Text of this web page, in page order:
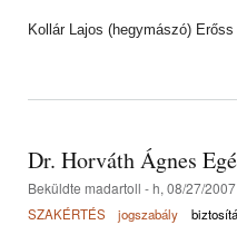
Kollár Lajos (hegymászó)
Dr. Horváth Ágnes
Beküldte madartoll - h, 08/27/
SZAKÉRTÉS jogszabály